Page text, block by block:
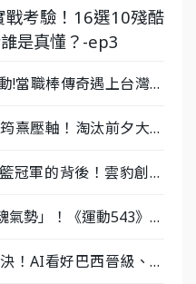
戰考驗！16選10殘酷
是真懂？-ep3
!當職棒傳奇遇上台灣女
熹壓軸！淘汰前夕大混
冠軍的背後！雲豹創辦
勢」！《運動543》微
！AI看好巴西晉級、數